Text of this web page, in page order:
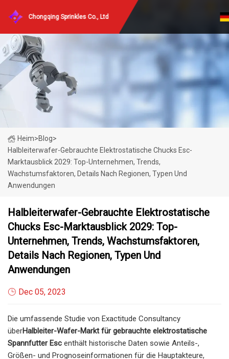
Chongqing Sprinkles Co., Ltd
Heim>Blog>
Halbleiterwafer-Gebrauchte Elektrostatische Chucks Esc-
Marktausblick 2029: Top-Unternehmen, Trends,
Wachstumsfaktoren, Details Nach Regionen, Typen Und
Anwendungen
Halbleiterwafer-Gebrauchte Elektrostatische
Chucks Esc-Marktausblick 2029: Top-
Unternehmen, Trends, Wachstumsfaktoren,
Details Nach Regionen, Typen Und
Anwendungen
Dec 05, 2023
Die umfassende Studie von Exactitude Consultancy
überHalbleiter-Wafer-Markt für gebrauchte elektrostatische
Spannfutter Esc enthält historische Daten sowie Anteils-,
Größen- und Prognoseinformationen für die Hauptakteure,